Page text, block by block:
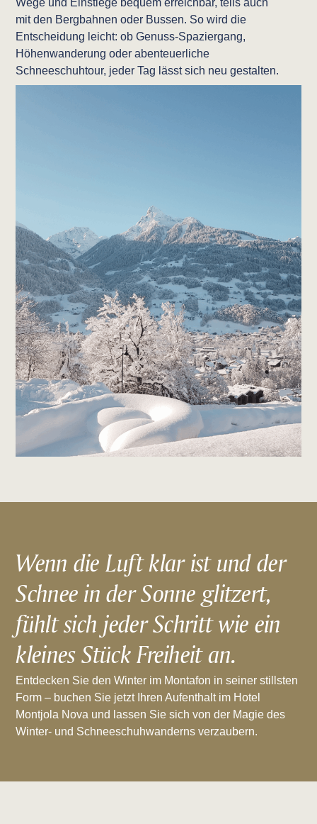
Wege und Einstiege bequem erreichbar, teils auch
mit den Bergbahnen oder Bussen. So wird die
Entscheidung leicht: ob Genuss-Spaziergang,
Höhenwanderung oder abenteuerliche
Schneeschuhtour, jeder Tag lässt sich neu gestalten.
Wenn die Luft klar ist und der
Schnee in der Sonne glitzert,
fühlt sich jeder Schritt wie ein
kleines Stück Freiheit an.
Entdecken Sie den Winter im Montafon in seiner stillsten
Form – buchen Sie jetzt Ihren Aufenthalt im Hotel
Montjola Nova und lassen Sie sich von der Magie des
Winter- und Schneeschuhwanderns verzaubern.